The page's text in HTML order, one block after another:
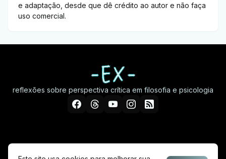
e adaptação, desde que dê crédito ao autor e não faça
uso comercial.
reflexões sobre perspectiva crítica em filosofia e psicologia
iníciosobrecursosprivacidade